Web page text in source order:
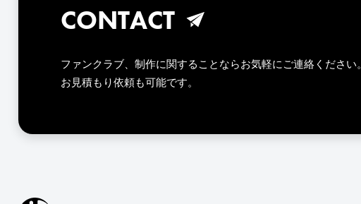
CONTACT
ファンクラブ、制作に関することならお気軽にご連絡ください。
お見積もり依頼も可能です。